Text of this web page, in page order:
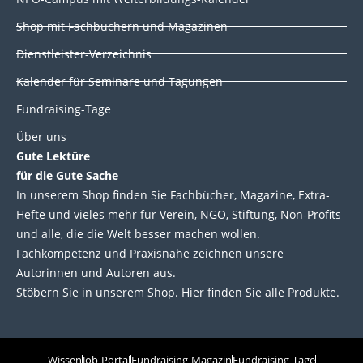
Shop mit Fachbüchern und Magazinen
Dienstleister-Verzeichnis
Kalender für Seminare und Tagungen
Fundraising-Tage
Über uns
Gute Lektüre
für die Gute Sache
In unserem Shop finden Sie Fachbücher, Magazine, Extra-
Hefte und vieles mehr für Verein, NGO, Stiftung, Non-Profits
und alle, die die Welt besser machen wollen.
Fachkompetenz und Praxisnähe zeichnen unsere
Autorinnen und Autoren aus.
Stöbern Sie in unserem Shop. Hier finden Sie alle Produkte.
WissenJob-PortalFundraising-MagazinFundraising-Tage